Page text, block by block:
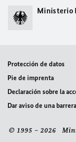
Ministerio
Protección de datos
Pie de imprenta
Declaración sobre la
Dar aviso de una barrera
© 1995 – 2026